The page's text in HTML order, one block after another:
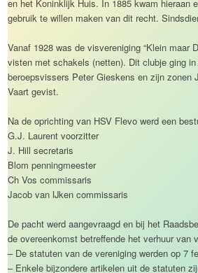
en het Koninklijk Huis. In 1885 kwam hieraan
gebruik te willen maken van dit recht.
Vanaf 1928 was de visvereniging “Klein maar
visten met schakels (netten). Dit clubje ging
beroepsvissers Peter Gieskens en zijn zonen
Vaart gevist.
Na de oprichting van HSV Flevo werd een
G.J. Laurent voorzitter
J. Hill secretaris
Blom penningmeester
Ch Vos commissaris
Jacob van IJken commissaris
De pacht werd aangevraagd en bij het
de overeenkomst betreffende het verhuur van
– De statuten van de vereniging werden op 7
– Enkele bijzondere artikelen uit de statuten